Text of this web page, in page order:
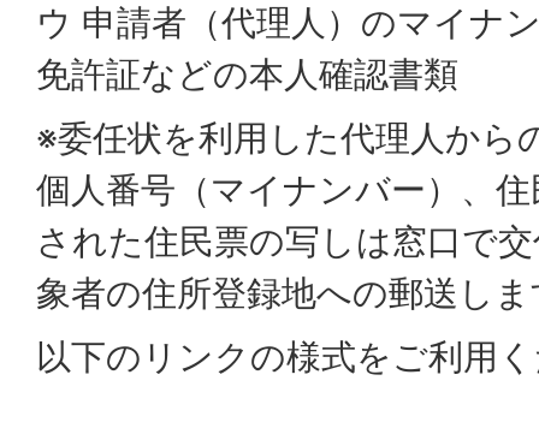
ウ 申請者（代理人）のマイナ
免許証などの本人確認書類
※委任状を利用した代理人から
個人番号（マイナンバー）、
された住民票の写しは窓口で
象者の住所登録地への郵送し
以下のリンクの様式をご利用